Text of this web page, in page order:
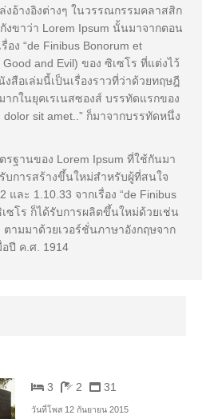
งอ้างอิงต่างๆ ในวรรณกรรมคลาสสิก
ขาว่า Lorem Ipsum นั้นมาจากตอน
อง “de Finibus Bonorum et
Good and Evil) ของ ซิเซโร ที่แต่งไว้
สือเล่มนี้เป็นเรื่องราวที่ว่าด้วยทฤษฎี
กในยุคเรเนสซองส์ บรรทัดแรกของ
dolor sit amet..” ก็มาจากบรรทัดหนึ่ง
ฐานของ Lorem Ipsum ที่ใช้กันมา
บการสร้างขึ้นใหม่สำหรับผู้ที่สนใจ
ละ 1.10.33 จากเรื่อง “de Finibus
เซโร ก็ได้รับการผลิตขึ้นใหม่ด้วยเช่น
ามมาด้วยเวอร์ชั่นภาษาอังกฤษจาก
ปี ค.ศ. 1914
3 2 31
วันที่โพส 12 กันยายน 2015